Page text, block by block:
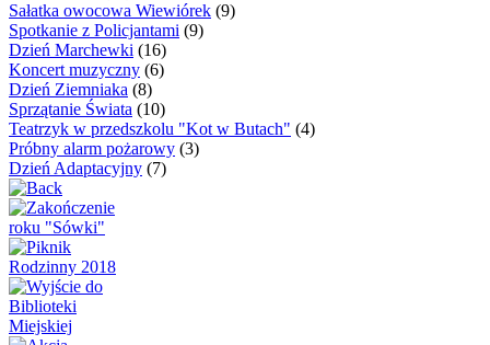
Sałatka owocowa Wiewiórek (9)
Spotkanie z Policjantami (9)
Dzień Marchewki (16)
Koncert muzyczny (6)
Dzień Ziemniaka (8)
Sprzątanie Świata (10)
Teatrzyk w przedszkolu "Kot w Butach" (4)
Próbny alarm pożarowy (3)
Dzień Adaptacyjny (7)